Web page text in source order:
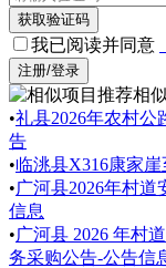
获取验证码
我已阅读并同意
注册/登录
相
•礼县2026年农村
告
•临洮县X316康家
•广河县2026年村
信息
•广河县 2026 年村
务采购公告-公告信